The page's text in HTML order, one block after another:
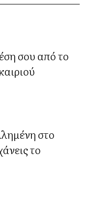
σου από το
στο
το